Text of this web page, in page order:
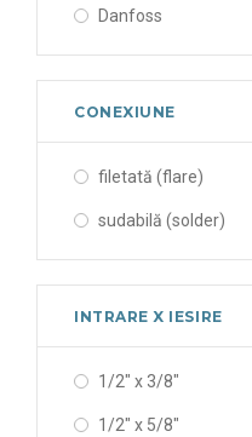
Danfoss
CONEXIUNE
filetată (flare)
sudabilă (solder)
INTRARE X IESIRE
1/2" x 3/8"
1/2" x 5/8"